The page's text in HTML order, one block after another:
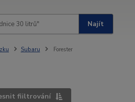
Najít
Subaru Forester
fiiltrování